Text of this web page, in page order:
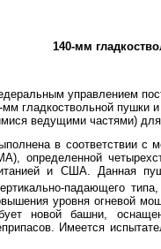
140-мм
управлением
мм гладкоствольной пушки
ведущими частями)
в соответствии с
), определенной
и США. Данная
падающего
уровня огневой
новой башни,
Имеется